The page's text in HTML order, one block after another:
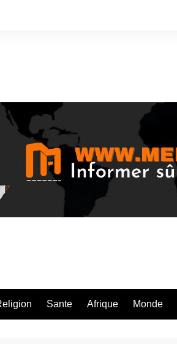
Sante Afrique Monde